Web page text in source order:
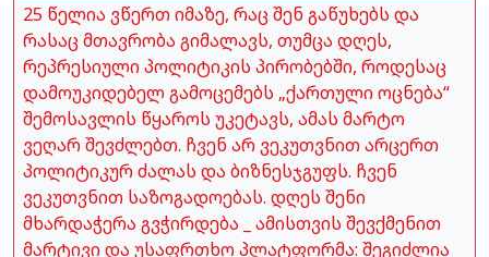
25 წელია ვწერთ იმაზე, რაც შენ გაწუხებს და
რასაც მთავრობა გიმალავს, თუმცა დღეს,
რეპრესიული პოლიტიკის პირობებში, როდესაც
დამოუკიდებელ გამოცემებს „ქართული ოცნება“
შემოსავლის წყაროს უკეტავს, ამას მარტო
ვეღარ შევძლებთ. ჩვენ არ ვეკუთვნით არცერთ
პოლიტიკურ ძალას და ბიზნესჯგუფს. ჩვენ
ვეკუთვნით საზოგადოებას. დღეს შენი
მხარდაჭერა გვჭირდება _ ამისთვის შევქმენით
მარტივი და უსაფრთხო პლატფორმა: შეგიძლია